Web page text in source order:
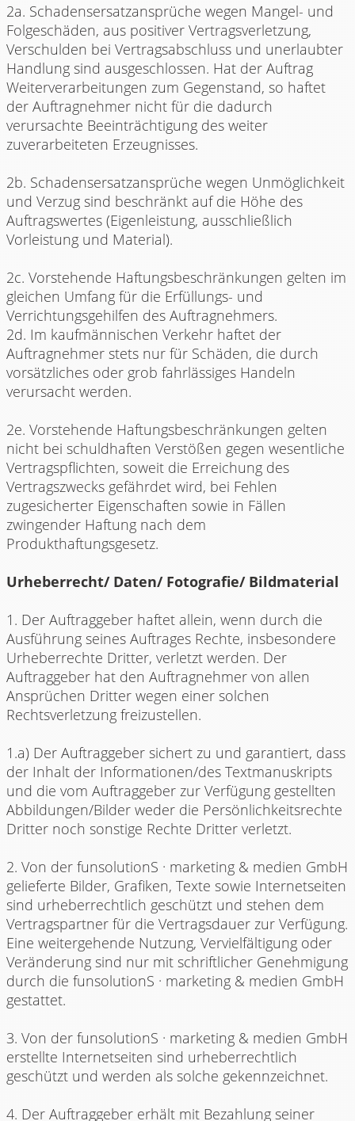
2a. Schadensersatzansprüche wegen Mangel- und
Folgeschäden, aus positiver Vertragsverletzung,
Verschulden bei Vertragsabschluss und unerlaubter
Handlung sind ausgeschlossen. Hat der Auftrag
Weiterverarbeitungen zum Gegenstand, so haftet
der Auftragnehmer nicht für die dadurch
verursachte Beeinträchtigung des weiter
zuverarbeiteten Erzeugnisses.
2b. Schadensersatzansprüche wegen Unmöglichkeit
und Verzug sind beschränkt auf die Höhe des
Auftragswertes (Eigenleistung, ausschließlich
Vorleistung und Material).
2c. Vorstehende Haftungsbeschränkungen gelten im
gleichen Umfang für die Erfüllungs- und
Verrichtungsgehilfen des Auftragnehmers.
2d. Im kaufmännischen Verkehr haftet der
Auftragnehmer stets nur für Schäden, die durch
vorsätzliches oder grob fahrlässiges Handeln
verursacht werden.
2e. Vorstehende Haftungsbeschränkungen gelten
nicht bei schuldhaften Verstößen gegen wesentliche
Vertragspflichten, soweit die Erreichung des
Vertragszwecks gefährdet wird, bei Fehlen
zugesicherter Eigenschaften sowie in Fällen
zwingender Haftung nach dem
Produkthaftungsgesetz.
Urheberrecht/ Daten/ Fotografie/ Bildmaterial
1. Der Auftraggeber haftet allein, wenn durch die
Ausführung seines Auftrages Rechte, insbesondere
Urheberrechte Dritter, verletzt werden. Der
Auftraggeber hat den Auftragnehmer von allen
Ansprüchen Dritter wegen einer solchen
Rechtsverletzung freizustellen.
1.a) Der Auftraggeber sichert zu und garantiert, dass
der Inhalt der Informationen/des Textmanuskripts
und die vom Auftraggeber zur Verfügung gestellten
Abbildungen/Bilder weder die Persönlichkeitsrechte
Dritter noch sonstige Rechte Dritter verletzt.
2. Von der funsolutionS · marketing & medien GmbH
gelieferte Bilder, Grafiken, Texte sowie Internetseiten
sind urheberrechtlich geschützt und stehen dem
Vertragspartner für die Vertragsdauer zur Verfügung.
Eine weitergehende Nutzung, Vervielfältigung oder
Veränderung sind nur mit schriftlicher Genehmigung
durch die funsolutionS · marketing & medien GmbH
gestattet.
3. Von der funsolutionS · marketing & medien GmbH
erstellte Internetseiten sind urheberrechtlich
geschützt und werden als solche gekennzeichnet.
4. Der Auftraggeber erhält mit Bezahlung seiner